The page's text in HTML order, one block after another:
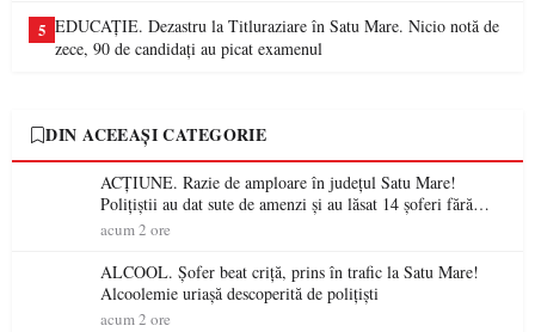
5 EDUCAȚIE. Dezastru la Titluraziare în Satu Mare. Nicio notă de
zece, 90 de candidați au picat examenul
DIN ACEEAȘI CATEGORIE
ACȚIUNE. Razie de amploare în județul Satu Mare!
Polițiștii au dat sute de amenzi și au lăsat 14 șoferi fără
permis într-o singură zi
acum 2 ore
ALCOOL. Șofer beat criță, prins în trafic la Satu Mare!
Alcoolemie uriașă descoperită de polițiști
acum 2 ore